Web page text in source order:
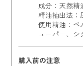
成分：天然精
精油抽出法：
使用精油： ベ
ュニパー、シ
購入前の注意